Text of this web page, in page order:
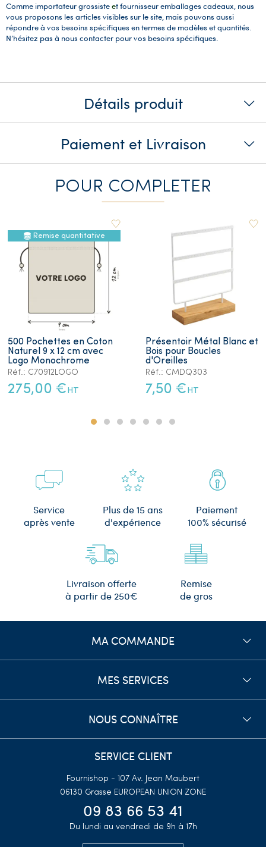
Comme importateur grossisteet fournisseur emballages cadeaux, nous
vous proposons les articles visibles sur le site, mais pouvons aussi
répondre à vos besoins spécifiques en termes de modèles et quantités.
N’hésitez pas à nous contacter pour vos besoins spécifiques.
Détails produit
Paiement et Livraison
POUR COMPLETER
Remise quantitative
500 Pochettes en Coton
Naturel 9 x 12 cm avec
Logo Monochrome
Réf.: C70912LOGO
275,00 € HT
Présentoir Métal Blanc et
Bois pour Boucles
d'Oreilles
Réf.: CMDQ303
7,50 € HT
Service
après vente
Plus de 15 ans
d'expérience
Paiement
100% sécurisé
Livraison offerte
à partir de 250€
Remise
de gros
MA COMMANDE
MES SERVICES
NOUS CONNAÎTRE
SERVICE CLIENT
Fournishop - 107 Av. Jean Maubert
06130 Grasse EUROPEAN UNION ZONE
09 83 66 53 41
Du lundi au vendredi de 9h à 17h